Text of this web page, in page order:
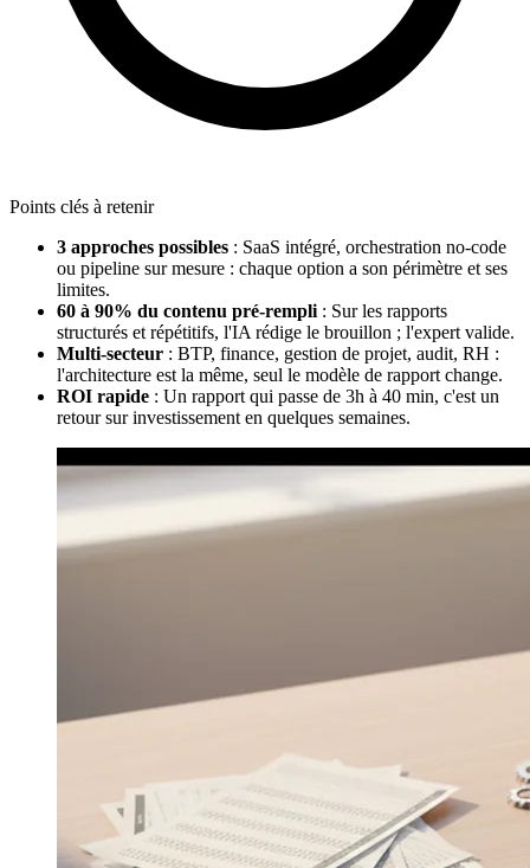
Points clés à retenir
3 approches possibles : SaaS intégré, orchestration no-code
ou pipeline sur mesure : chaque option a son périmètre et ses
limites.
60 à 90% du contenu pré-rempli : Sur les rapports
structurés et répétitifs, l'IA rédige le brouillon ; l'expert valide.
Multi-secteur : BTP, finance, gestion de projet, audit, RH :
l'architecture est la même, seul le modèle de rapport change.
ROI rapide : Un rapport qui passe de 3h à 40 min, c'est un
retour sur investissement en quelques semaines.